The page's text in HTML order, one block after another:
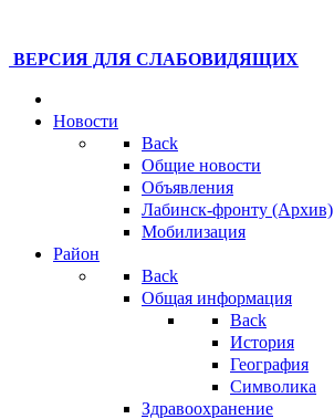
ВЕРСИЯ ДЛЯ СЛАБОВИДЯЩИХ
Новости
Back
Общие новости
Объявления
Лабинск-фронту (Архив)
Мобилизация
Район
Back
Общая информация
Back
История
География
Символика
Здравоохранение